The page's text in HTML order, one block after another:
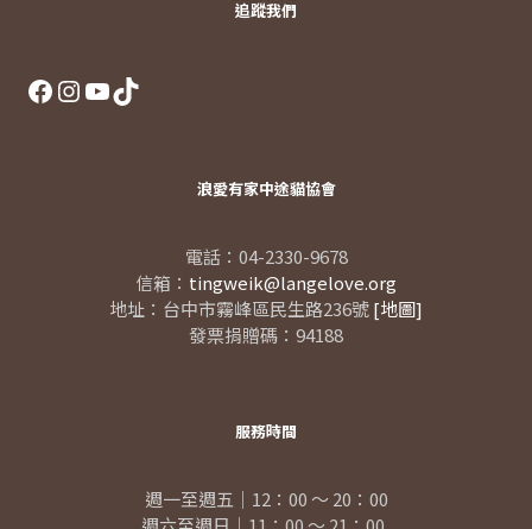
追蹤我們
Facebook
Instagram
YouTube
TikTok
浪愛有家中途貓協會
電話：04-2330-9678
信箱： tingweik@langelove.org
地址：台中市霧峰區民生路236號[地圖]
發票捐贈碼：94188
服務時間
週一至週五｜12：00 ～ 20：00